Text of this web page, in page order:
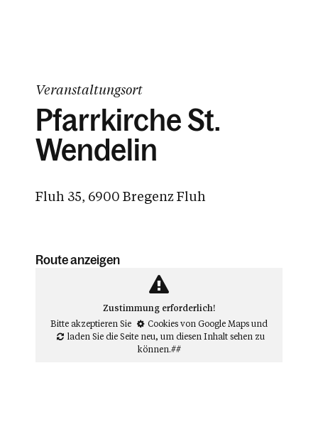
Veranstaltungsort
Pfarrkirche St.
Wendelin
Fluh 35, 6900 Bregenz Fluh
Route anzeigen
Zustimmung erforderlich!
Bitte akzeptieren Sie
Cookies von Google Mapsund
laden Sie die Seite neu, um diesen Inhalt sehen zu
können.##